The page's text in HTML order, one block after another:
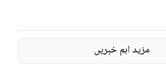
مزید اہم خبریں